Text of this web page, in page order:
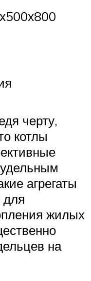
черту,
котлы
агрегаты
для
жилых
на